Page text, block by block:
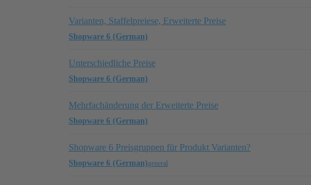
Varianten, Staffelpreiese, Erweiterte Preise
Shopware 6 (German)
Unterschiedliche Preise
Shopware 6 (German)
Mehrfachänderung der Erweiterte Preise
Shopware 6 (German)
Shopware 6 Preisgruppen für Produkt Varianten?
Shopware 6 (German)general